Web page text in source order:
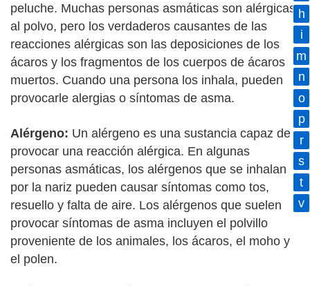
h
i
m
n
o
p
r
s
t
v
peluche. Muchas personas asmáticas son alérgicas
al polvo, pero los verdaderos causantes de las
reacciones alérgicas son las deposiciones de los
ácaros y los fragmentos de los cuerpos de ácaros
muertos. Cuando una persona los inhala, pueden
provocarle alergias o síntomas de asma.
Alérgeno: Un alérgeno es una sustancia capaz de
provocar una reacción alérgica. En algunas
personas asmáticas, los alérgenos que se inhalan
por la nariz pueden causar síntomas como tos,
resuello y falta de aire. Los alérgenos que suelen
provocar síntomas de asma incluyen el polvillo
proveniente de los animales, los ácaros, el moho y
el polen.